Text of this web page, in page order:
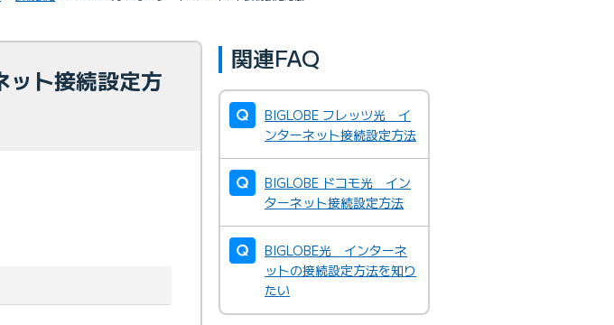
ト接続設定方
関連FAQ
BIGLOBE フレッツ光 イ
ンターネット接続設定方法
BIGLOBE ドコモ光 イン
ターネット接続設定方法
BIGLOBE光 インターネ
ットの接続設定方法を知り
たい